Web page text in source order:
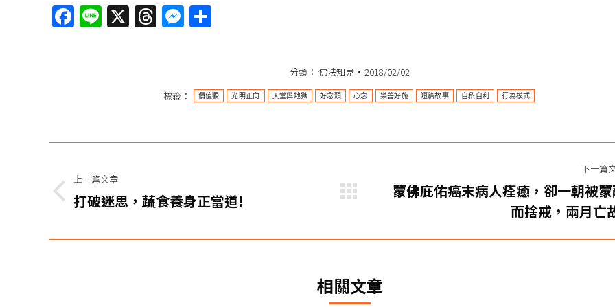
Facebook
Line
X Threads
Messenger
分類： 佛法知見
2018/02/02
標籤：
價值觀 光明正向 天堂與地獄 好念頭 心念 樂善好施 短篇故事 自私自利 行為模式
章
航
上一篇文章
上
篇
打破迷思，蔬食養身正當道!
下一篇
篇
章：
蒙佛庇佑癌末病人痊癒，卻一朝被
而捨戒，兩月亡
相關文章